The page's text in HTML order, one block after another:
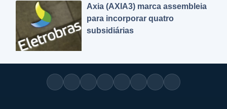
Axia (AXIA3) marca assembleia
para incorporar quatro
subsidiárias